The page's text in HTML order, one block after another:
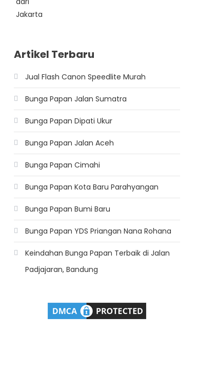
Artikel Terbaru
Jual Flash Canon Speedlite Murah
Bunga Papan Jalan Sumatra
Bunga Papan Dipati Ukur
Bunga Papan Jalan Aceh
Bunga Papan Cimahi
Bunga Papan Kota Baru Parahyangan
Bunga Papan Bumi Baru
Bunga Papan YDS Priangan Nana Rohana
Keindahan Bunga Papan Terbaik di Jalan
Padjajaran, Bandung